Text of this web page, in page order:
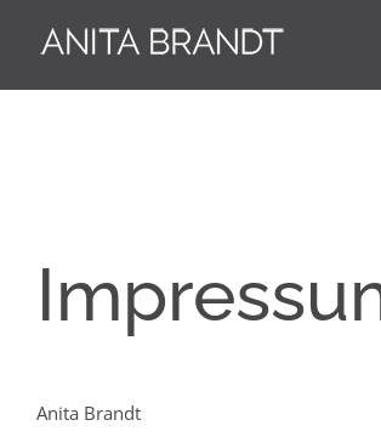
Inhalt
Anita Brandt